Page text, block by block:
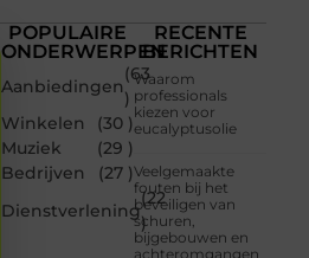
POPULAIRE
ONDERWERPEN
Aanbiedingen
(63
)
Winkelen
(30 )
Muziek
(29 )
Bedrijven
(27 )
Dienstverlening
(22
)
RECENTE
BERICHTEN
Waarom
professionals
kiezen voor
eucalyptusolie
Veelgemaakte
fouten bij het
beveiligen van
schuren,
bijgebouwen en
achteromgangen